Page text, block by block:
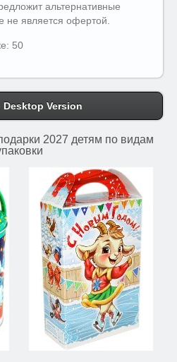
альтернативные
не является офертой.
50
Version
2027 детям по видам